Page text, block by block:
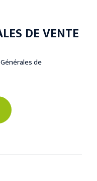
DE VENTE
de